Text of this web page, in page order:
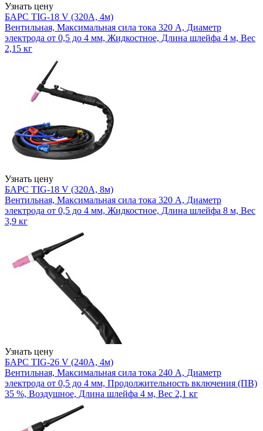
Узнать цену
БАРС TIG-18 V (320А, 4м)
Вентильная, Максимальная сила тока 320 А, Диаметр
электрода от 0,5 до 4 мм, Жидкостное, Длина шлейфа 4 м, Вес
2,15 кг
Узнать цену
БАРС TIG-18 V (320А, 8м)
Вентильная, Максимальная сила тока 320 А, Диаметр
электрода от 0,5 до 4 мм, Жидкостное, Длина шлейфа 8 м, Вес
3,9 кг
Узнать цену
БАРС TIG-26 V (240А, 4м)
Вентильная, Максимальная сила тока 240 А, Диаметр
электрода от 0,5 до 4 мм, Продолжительность включения (ПВ)
35 %, Воздушное, Длина шлейфа 4 м, Вес 2,1 кг